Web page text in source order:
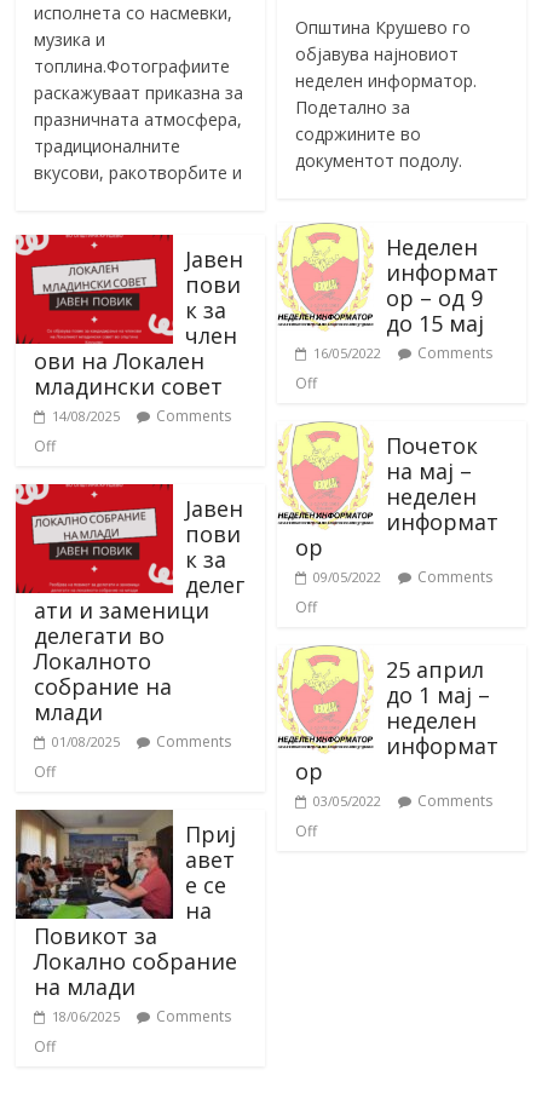
исполнета со насмевки,
музика и
топлина.Фотографиите
раскажуваат приказна за
празничната атмосфера,
традиционалните
вкусови, ракотворбите и
Јавен
пови
к за
член
ови на Локален
младински совет
14/08/2025
Comments
Off
Јавен
пови
к за
делег
ати и заменици
делегати во
Локалното
собрание на
млади
01/08/2025
Comments
Off
Приј
авет
е се
на
Повикот за
Локално собрание
на млади
18/06/2025
Comments
Off
Општина Крушево го
објавува најновиот
неделен информатор.
Подетално за
содржините во
документот подолу.
Неделен
информат
ор – од 9
до 15 мај
16/05/2022
Comments
Off
Почеток
на мај –
неделен
информат
ор
09/05/2022
Comments
Off
25 април
до 1 мај –
неделен
информат
ор
03/05/2022
Comments
Off